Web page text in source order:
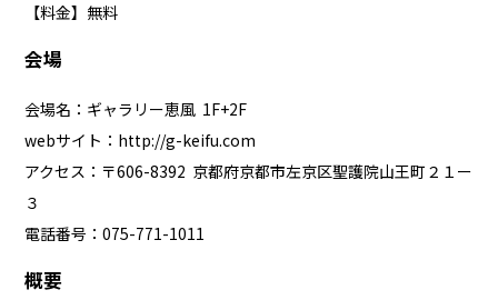
【料金】無料
会場
会場名：ギャラリー恵風 1F+2F
webサイト： http://g-keifu.com
アクセス：〒606-8392 京都府京都市左京区聖護院山王町２１ー
３
電話番号：075-771-1011
概要